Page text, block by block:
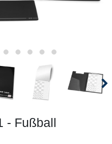
- Fußball